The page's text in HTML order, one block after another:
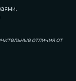
отличия от